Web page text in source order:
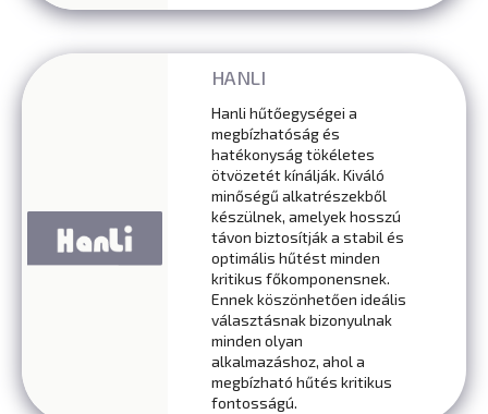
HANLI
Hanli hűtőegységei a
megbízhatóság és
hatékonyság tökéletes
ötvözetét kínálják. Kiváló
minőségű alkatrészekből
készülnek, amelyek hosszú
távon biztosítják a stabil és
optimális hűtést minden
kritikus főkomponensnek.
Ennek köszönhetően ideális
választásnak bizonyulnak
minden olyan
alkalmazáshoz, ahol a
megbízható hűtés kritikus
fontosságú.